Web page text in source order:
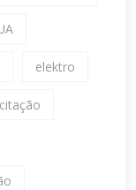
elektro